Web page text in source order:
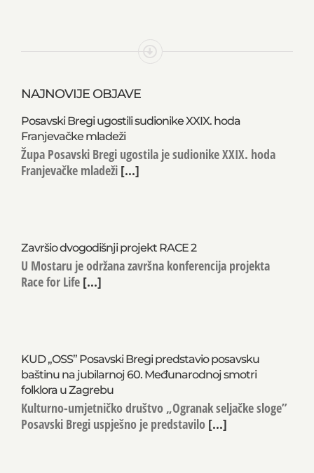
NAJNOVIJE OBJAVE
Posavski Bregi ugostili sudionike XXIX. hoda
Franjevačke mladeži
Župa Posavski Bregi ugostila je sudionike XXIX. hoda
Franjevačke mladeži [...]
Završio dvogodišnji projekt RACE 2
U Mostaru je održana završna konferencija projekta
Race for Life [...]
KUD „OSS” Posavski Bregi predstavio posavsku
baštinu na jubilarnoj 60. Međunarodnoj smotri
folklora u Zagrebu
Kulturno-umjetničko društvo „Ogranak seljačke sloge”
Posavski Bregi uspješno je predstavilo [...]